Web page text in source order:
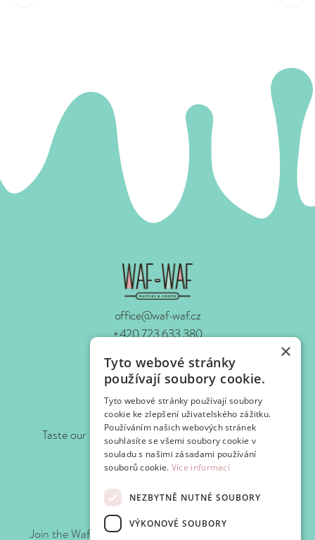
office@waf-waf.cz
+420 723 633 380
Contacts
Follow us!
Taste our news as soon as we prepare it for you.
Join WAFClub
Join the Waf-Waf Club and get discounts and special
×
Tyto webové stránky
používají soubory cookie.
Tyto webové stránky používají soubory
cookie ke zlepšení uživatelského zážitku.
Používáním našich webových stránek
souhlasíte se všemi soubory cookie v
souladu s našimi zásadami používání
souborů cookie. Více informací
NEZBYTNĚ NUTNÉ SOUBORY
VÝKONOVÉ SOUBORY